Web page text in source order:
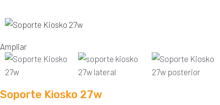
Ampliar
Soporte Kiosko 27w